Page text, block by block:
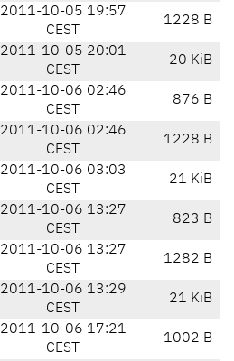
2011-10-05 19:57
CEST
1228 B
2011-10-05 20:01
CEST
20 KiB
2011-10-06 02:46
CEST
876 B
2011-10-06 02:46
CEST
1228 B
2011-10-06 03:03
CEST
21 KiB
2011-10-06 13:27
CEST
823 B
2011-10-06 13:27
CEST
1282 B
2011-10-06 13:29
CEST
21 KiB
2011-10-06 17:21
CEST
1002 B